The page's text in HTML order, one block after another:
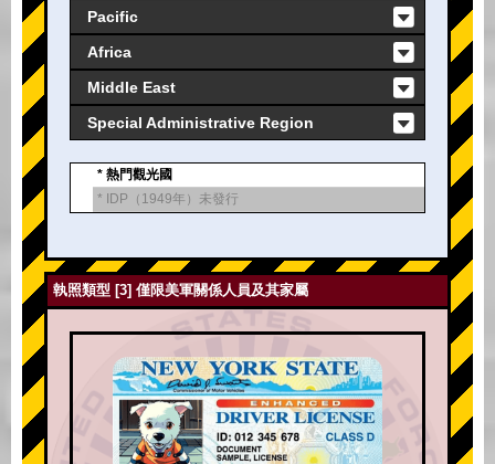
Pacific
Africa
Middle East
Special Administrative Region
* 熱門觀光國
* IDP（1949年）未發行
執照類型 [3] 僅限美軍關係人員及其家屬